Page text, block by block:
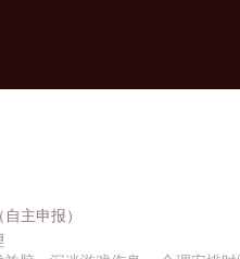
主申报）